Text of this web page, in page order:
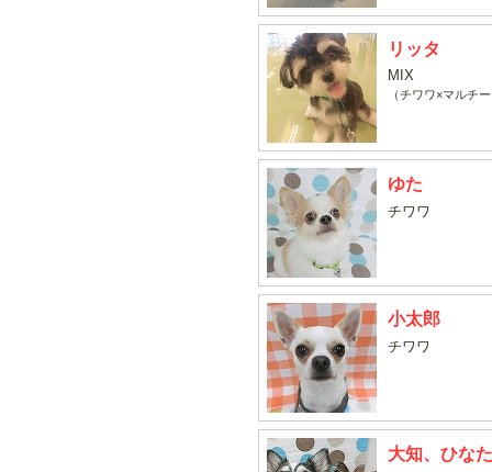
リッタ
MIX
（チワワ×マルチ
ゆた
チワワ
小太郎
チワワ
大知、ひなた